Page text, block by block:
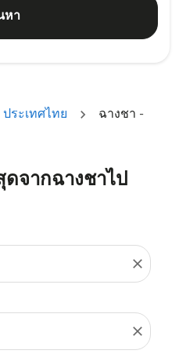
หา
ประเทศไทย
ฉางชา -
จากฉางชาไป
close
close
ต้นทางและ/หรือปลายทาง) หรื